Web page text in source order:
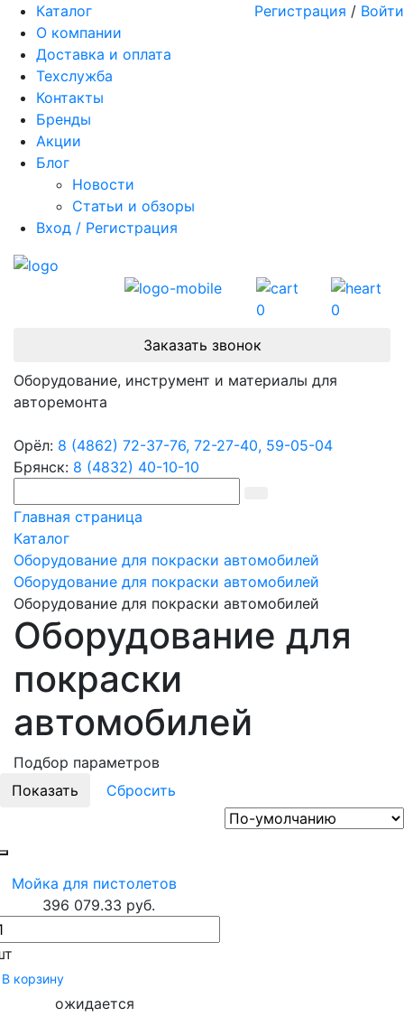
Каталог
О компании
Доставка и оплата
Техслужба
Контакты
Бренды
Акции
Блог
Новости
Статьи и обзоры
Вход / Регистрация
Регистрация / Войти
0
0
Заказать звонок
Оборудование, инструмент и материалы для
авторемонта
Орёл: 8 (4862) 72-37-76, 72-27-40, 59-05-04
Брянск: 8 (4832) 40-10-10
Главная страница
Каталог
Оборудование для покраски автомобилей
Оборудование для покраски автомобилей
Оборудование для покраски автомобилей
Оборудование для
покраски
автомобилей
Подбор параметров
Мойка для пистолетов
396 079.33 руб.
В корзину
ожидается